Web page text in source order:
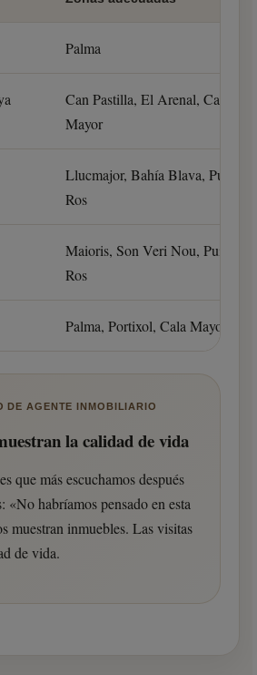
Palma
Can Pastilla, El Arenal, Cala
Mayor
Llucmajor, Bahía Blava, Puig de
Ros
Maioris, Son Veri Nou, Puig de
Ros
Palma, Portixol, Cala Mayor
DE AGENTE INMOBILIARIO
la calidad de vida
que más escuchamos después
«No habríamos pensado en esta
muestran inmuebles. Las visitas
de vida.